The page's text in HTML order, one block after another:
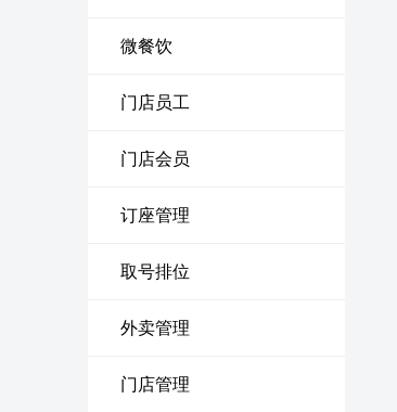
微餐饮
门店员工
门店会员
订座管理
取号排位
外卖管理
门店管理